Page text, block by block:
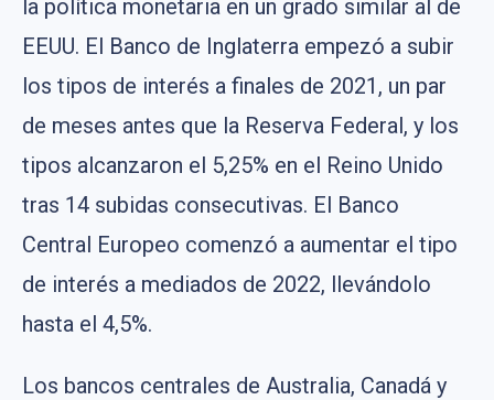
la política monetaria en un grado similar al de
EEUU. El Banco de Inglaterra empezó a subir
los tipos de interés a finales de 2021, un par
de meses antes que la Reserva Federal, y los
tipos alcanzaron el 5,25% en el Reino Unido
tras 14 subidas consecutivas. El Banco
Central Europeo comenzó a aumentar el tipo
de interés a mediados de 2022, llevándolo
hasta el 4,5%.
Los bancos centrales de Australia, Canadá y